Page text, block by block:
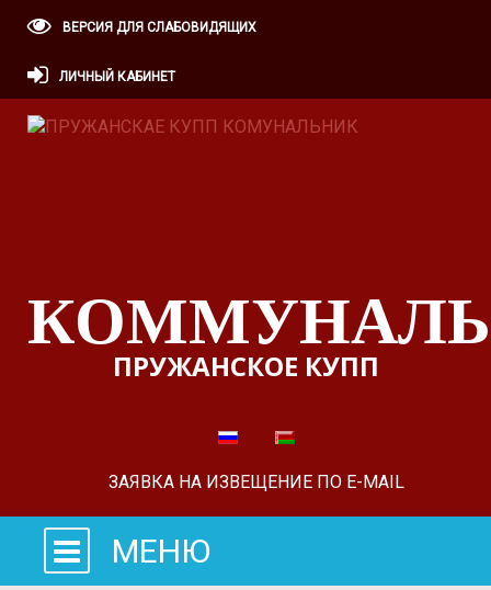
ВЕРСИЯ ДЛЯ СЛАБОВИДЯЩИХ
ЛИЧНЫЙ КАБИНЕТ
ПРУЖАНСКОЕ КУПП
ЗАЯВКА НА ИЗВЕЩЕНИЕ ПО E-MAIL
МЕНЮ